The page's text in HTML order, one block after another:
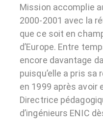
Mission accomplie
2000-2001 avec la
que ce soit en
d’Europe. Entre
encore davantage
puisqu’elle a pris
en 1999 après avoir
Directrice
d’ingénieurs ENIC